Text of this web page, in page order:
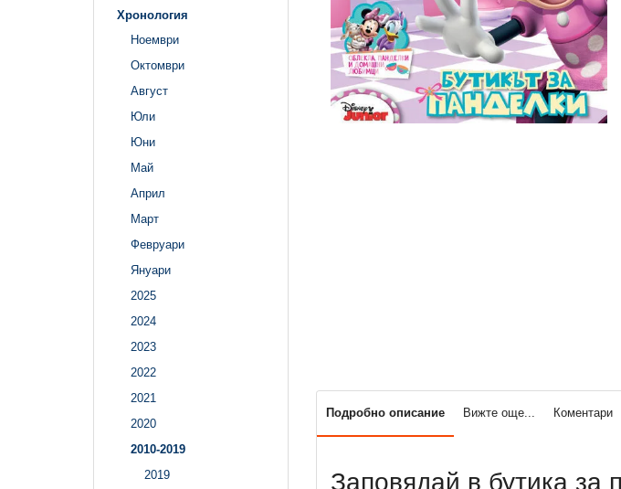
Хронология
Ноември
Октомври
Август
Юли
Юни
Май
Април
Март
Февруари
Януари
2025
2024
2023
2022
2021
2020
2010-2019
2019
Подробно описание Вижте още... Коментари
Заповядай в бутика за